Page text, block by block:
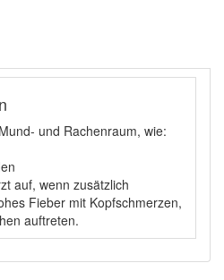
und Rachenraum, wie:
auf, wenn zusätzlich
Fieber mit Kopfschmerzen,
auftreten.